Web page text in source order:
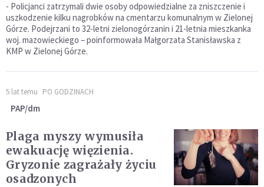
- Policjanci zatrzymali dwie osoby odpowiedzialne za zniszczenie i
uszkodzenie kilku nagrobków na cmentarzu komunalnym w Zielonej
Górze. Podejrzani to 32-letni zielonogórzanin i 21-letnia mieszkanka
woj. mazowieckiego – poinformowała Małgorzata Stanisławska z
KMP w Zielonej Górze.
5 lat temu PO GODZINACH
PAP/dm
Plaga myszy wymusiła
ewakuację więzienia.
Gryzonie zagrażały życiu
osadzonych